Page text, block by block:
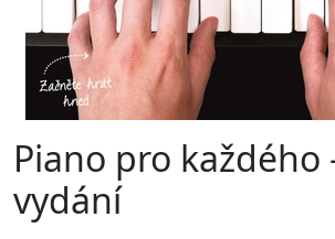
Piano pro každého
vydání